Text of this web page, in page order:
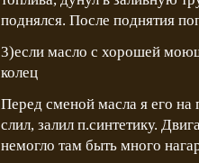
поднялся. После поднятия
3)если масло с хорошей
колец
Перед сменой масла я его
слил, залил п.синтетику.
немогло там быть много